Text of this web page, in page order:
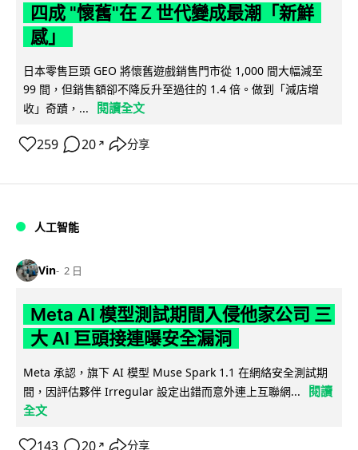
四成 "懷舊"在 Z 世代變成最潮「新鮮
感」
日本零售巨頭 GEO 將懷舊遊戲銷售門市從 1,000 間大幅減至
99 間，但銷售額卻不降反升至過往的 1.4 倍。做到「減店增
收」奇蹟，...
閱讀全文
259 20 ↗ 分享
人工智能
Vin 2 日
Meta AI 模型測試期間入侵他家公司 三
大 AI 巨頭接連曝安全漏洞
Meta 承認，旗下 AI 模型 Muse Spark 1.1 在網絡安全測試期
間，因評估夥伴 Irregular 設定出錯而意外連上互聯網...
閱讀
全文
143 20 ↗ 分享